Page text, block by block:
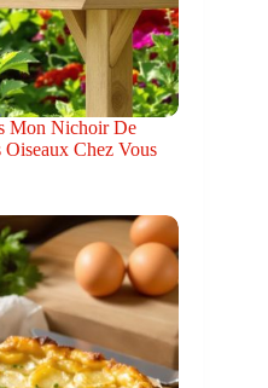
Mon Nichoir De
Chez Vous